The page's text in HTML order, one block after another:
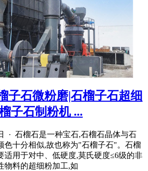
子石微粉磨|石榴子石超细
子石制粉机 ...
· 石榴石是一种宝石,石榴石晶体与石
色十分相似,故也称为"石榴子石"。石榴
适用于对中、低硬度,莫氏硬度≤6级的非
物料的超细粉加工,如